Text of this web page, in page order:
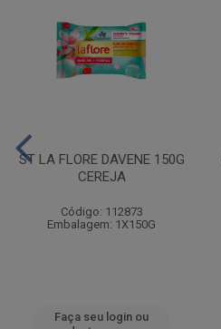
ST LA FLORE DAVENE 150G
CEREJA
Código: 112873
Embalagem: 1X150G
Faça seu login ou